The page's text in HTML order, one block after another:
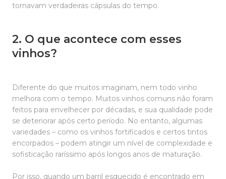
tornavam verdadeiras cápsulas do tempo.
2. O que acontece com esses
vinhos?
Diferente do que muitos imaginam, nem todo vinho
melhora com o tempo. Muitos vinhos comuns não foram
feitos para envelhecer por décadas, e sua qualidade pode
se deteriorar após certo período. No entanto, algumas
variedades – como os vinhos fortificados e certos tintos
encorpados – podem atingir um nível de complexidade e
sofisticação raríssimo após longos anos de maturação.
Por isso, quando um barril esquecido é encontrado em